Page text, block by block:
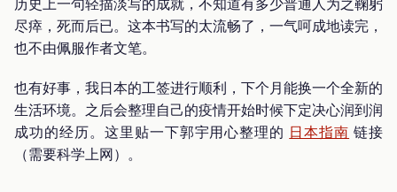
尽瘁，死而后已。这本书写的太流畅了，一气呵成地读完，
也不由佩服作者文笔。
也有好事，我日本的工签进行顺利，下个月能换一个全新的
生活环境。之后会整理自己的疫情开始时候下定决心润到润
成功的经历。这里贴一下郭宇用心整理的 日本指南 链接
（需要科学上网）。